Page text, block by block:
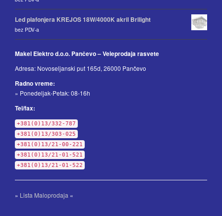
Led plafonjera KREJOS 18W/4000K akril Brilight
bez PDV-a
Makel Elektro d.o.o. Pančevo – Veleprodaja rasvete
Adresa: Novoseljanski put 165d, 26000 Pančevo
Radno vreme:
» Ponedeljak-Petak: 08-16h
Tel/fax:
+381(0)13/332-787
+381(0)13/303-025
+381(0)13/21-00-221
+381(0)13/21-01-521
+381(0)13/21-01-522
» Lista Maloprodaja «